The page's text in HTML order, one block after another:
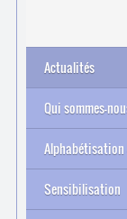
Actualités
Qui sommes-
Alphabétisation
Sensibilisation